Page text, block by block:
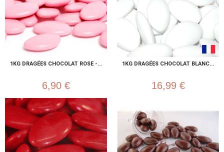
1KG DRAGÉES CHOCOLAT ROSE -...
6,90 €
1KG DRAGÉES CHOCOLAT BLANC...
16,99 €